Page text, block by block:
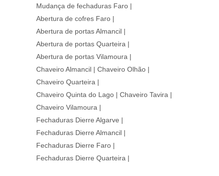
Mudança de fechaduras Faro |
Abertura de cofres Faro |
Abertura de portas Almancil |
Abertura de portas Quarteira |
Abertura de portas Vilamoura |
Chaveiro Almancil | Chaveiro Olhão |
Chaveiro Quarteira |
Chaveiro Quinta do Lago | Chaveiro Tavira |
Chaveiro Vilamoura |
Fechaduras Dierre Algarve |
Fechaduras Dierre Almancil |
Fechaduras Dierre Faro |
Fechaduras Dierre Quarteira |